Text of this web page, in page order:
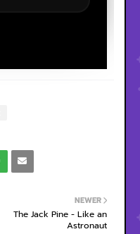
NEWER
The Jack Pine - Like an
Astronaut